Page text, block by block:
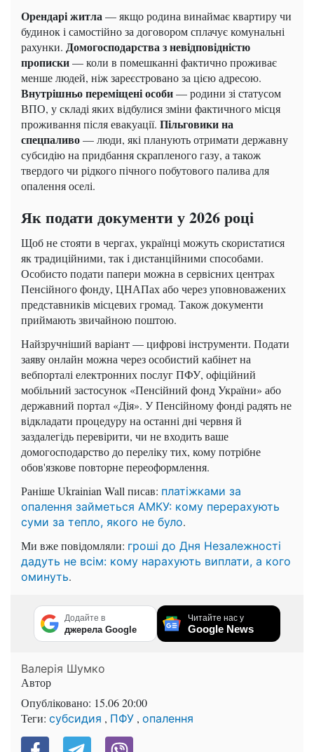
Орендарі житла— якщо родина винаймає квартиру чи
будинок і самостійно за договором сплачує комунальні
рахунки. Домогосподарства з невідповідністю
прописки— коли в помешканні фактично проживає
менше людей, ніж зареєстровано за цією адресою.
Внутрішньо переміщені особи— родини зі статусом
ВПО, у складі яких відбулися зміни фактичного місця
проживання після евакуації. Пільговики на
спецпаливо— люди, які планують отримати державну
субсидію на придбання скрапленого газу, а також
твердого чи рідкого пічного побутового палива для
опалення оселі.
Як подати документи у 2026 році
Щоб не стояти в чергах, українці можуть скористатися
як традиційними, так і дистанційними способами.
Особисто подати папери можна в сервісних центрах
Пенсійного фонду, ЦНАПах або через уповноважених
представників місцевих громад. Також документи
приймають звичайною поштою.
Найзручніший варіант — цифрові інструменти. Подати
заяву онлайн можна через особистий кабінет на
вебпорталі електронних послуг ПФУ, офіційний
мобільний застосунок «Пенсійний фонд України» або
державний портал «Дія». У Пенсійному фонді радять не
відкладати процедуру на останні дні червня й
заздалегідь перевірити, чи не входить ваше
домогосподарство до переліку тих, кому потрібне
обов'язкове повторне переоформлення.
Раніше Ukrainian Wall писав: платіжками за
опалення займеться АМКУ: кому перерахують
суми за тепло, якого не було.
Ми вже повідомляли: гроші до Дня Незалежності
дадуть не всім: кому нарахують виплати, а кого
оминуть.
Додайте в
джерела Google
Читайте нас у
Google News
Валерія Шумко
Автор
Опубліковано: 15.06 20:00
Теги: субсидия , ПФУ , опалення